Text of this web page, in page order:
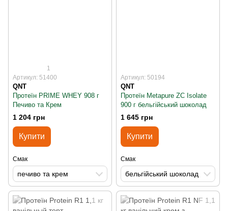
1
Артикул: 51400
QNT
Протеїн PRIME WHEY 908 г
Печиво та Крем
1 204 грн
Купити
Смак
печиво та крем
Артикул: 50194
QNT
Протеїн Metapure ZC Isolate
900 г бельгійський шоколад
1 645 грн
Купити
Смак
бельгійський шоколад